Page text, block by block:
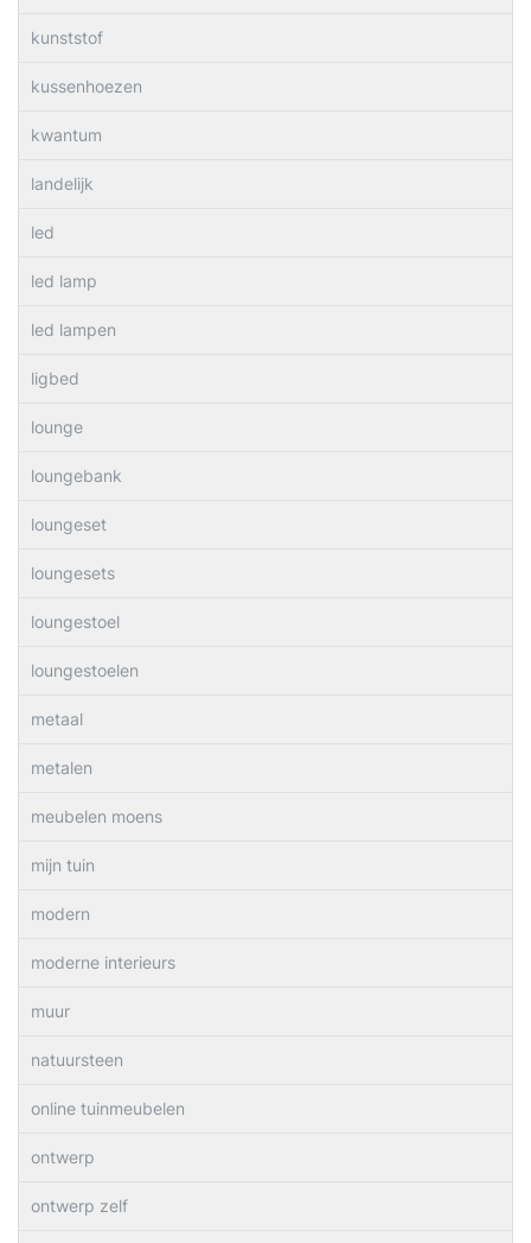
kunststof
kussenhoezen
kwantum
landelijk
led
led lamp
led lampen
ligbed
lounge
loungebank
loungeset
loungesets
loungestoel
loungestoelen
metaal
metalen
meubelen moens
mijn tuin
modern
moderne interieurs
muur
natuursteen
online tuinmeubelen
ontwerp
ontwerp zelf